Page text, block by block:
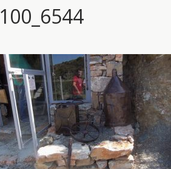
100_6544